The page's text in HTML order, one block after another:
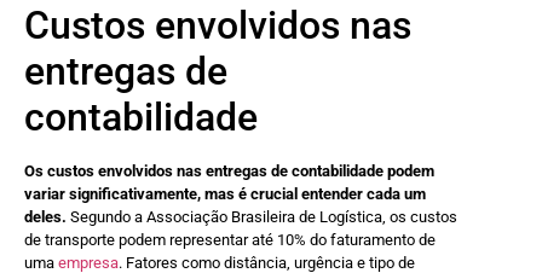
Custos envolvidos nas
entregas de
contabilidade
Os custos envolvidos nas entregas de contabilidade podem
variar significativamente, mas é crucial entender cada um
deles. Segundo a Associação Brasileira de Logística, os custos
de transporte podem representar até 10% do faturamento de
uma empresa. Fatores como distância, urgência e tipo de